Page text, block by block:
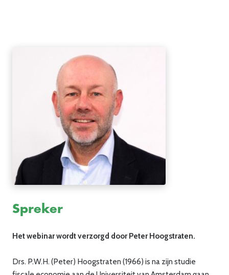
Spreker
Het webinar wordt verzorgd door Peter Hoogstraten.
Drs. P.W.H. (Peter) Hoogstraten (1966) is na zijn studie